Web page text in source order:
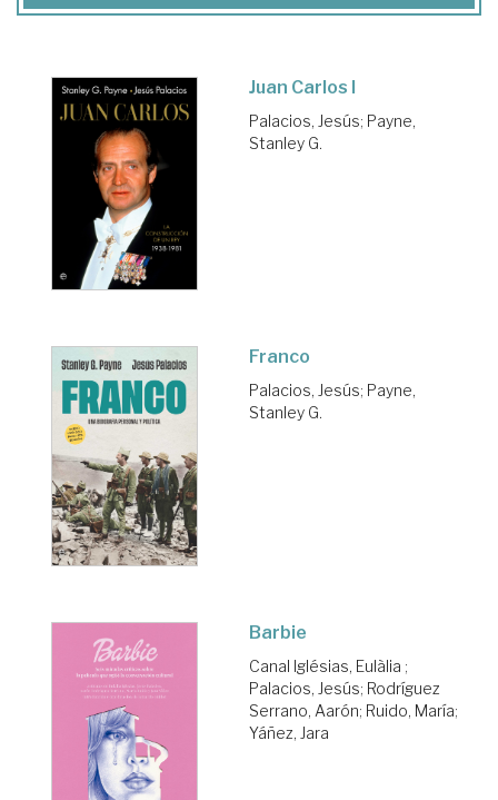
Juan Carlos I
Palacios, Jesús; Payne,
Stanley G.
Franco
Palacios, Jesús; Payne,
Stanley G.
Barbie
Canal Iglésias, Eulàlia ;
Palacios, Jesús; Rodríguez
Serrano, Aarón; Ruido, María;
Yáñez, Jara